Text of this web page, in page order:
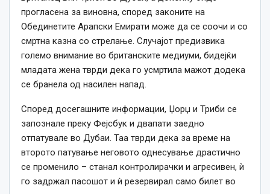
прогласена за виновна, според законите на
Обединетите Арапски Емирати може да се соочи и со
смртна казна со стрелање. Случајот предизвика
големо внимание во британските медиуми, бидејќи
младата жена тврди дека го усмртила мажот додека
се бранела од насилен напад.
Според досегашните информации, Џорџ и Триби се
запознале преку Фејсбук и двапати заедно
отпатувале во Дубаи. Таа тврди дека за време на
второто патување неговото однесување драстично
се променило – станал контролирачки и агресивен, ѝ
го задржал пасошот и ѝ резервирал само билет во